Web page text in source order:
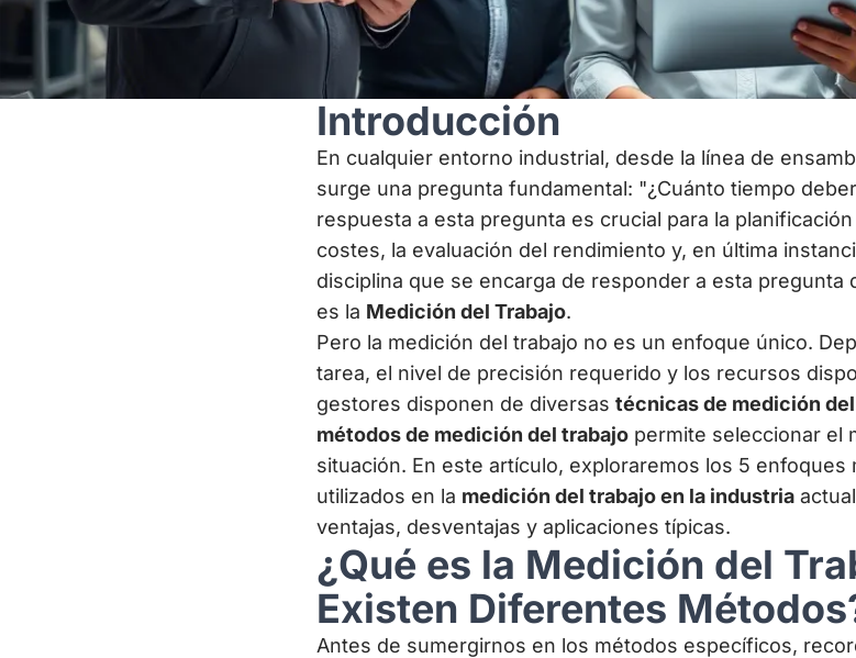
Introducción
En cualquier entorno industrial, desde la línea de
surge una pregunta fundamental: "¿Cuánto tiempo
respuesta a esta pregunta es crucial para la
costes, la evaluación del rendimiento y, en última
disciplina que se encarga de responder a esta pregunta
es la Medición del Trabajo.
Pero la medición del trabajo no es un enfoque único.
tarea, el nivel de precisión requerido y los recursos
gestores disponen de diversas técnicas de medición
métodos de medición del trabajo permite seleccionar el
situación. En este artículo, exploraremos los 5 enfoques
utilizados en la medición del trabajo en la industria
ventajas, desventajas y aplicaciones típicas.
¿Qué es la Medición del
Existen Diferentes
Antes de sumergirnos en los métodos específicos,